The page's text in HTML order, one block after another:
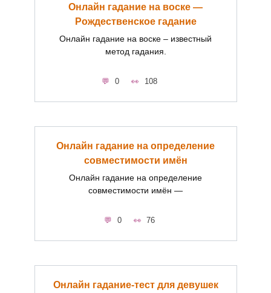
Онлайн гадание на воске —
Рождественское гадание
Онлайн гадание на воске – известный
метод гадания.
0 108
Онлайн гадание на определение
совместимости имён
Онлайн гадание на определение
совместимости имён —
0 76
Онлайн гадание-тест для девушек